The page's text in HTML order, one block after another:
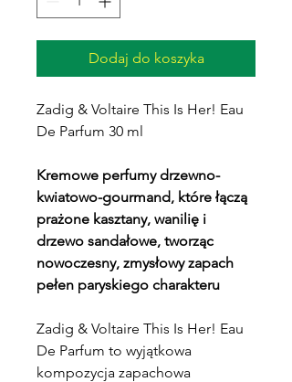
Dodaj do koszyka
Zadig & Voltaire This Is Her! Eau
De Parfum 30 ml
Kremowe perfumy drzewno-
kwiatowo-gourmand, które łączą
prażone kasztany, wanilię i
drzewo sandałowe, tworząc
nowoczesny, zmysłowy zapach
pełen paryskiego charakteru
Zadig & Voltaire This Is Her! Eau
De Parfum to wyjątkowa
kompozycja zapachowa